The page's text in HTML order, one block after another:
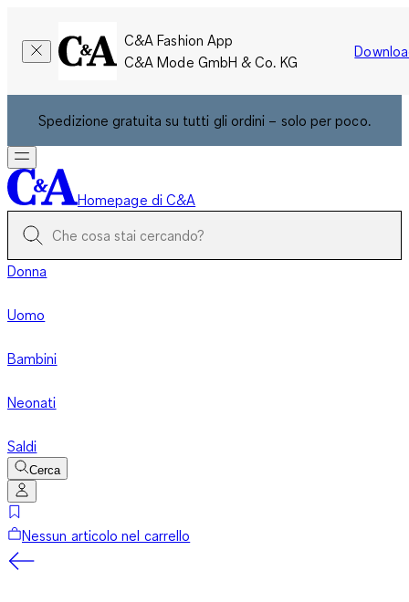
C&A Fashion App
C&A Mode GmbH & Co. KG
Spedizione gratuita su tutti gli ordini – solo per poco.
Homepage di C&A
Donna
Uomo
Bambini
Neonati
Saldi
Cerca
Nessun articolo nel carrello